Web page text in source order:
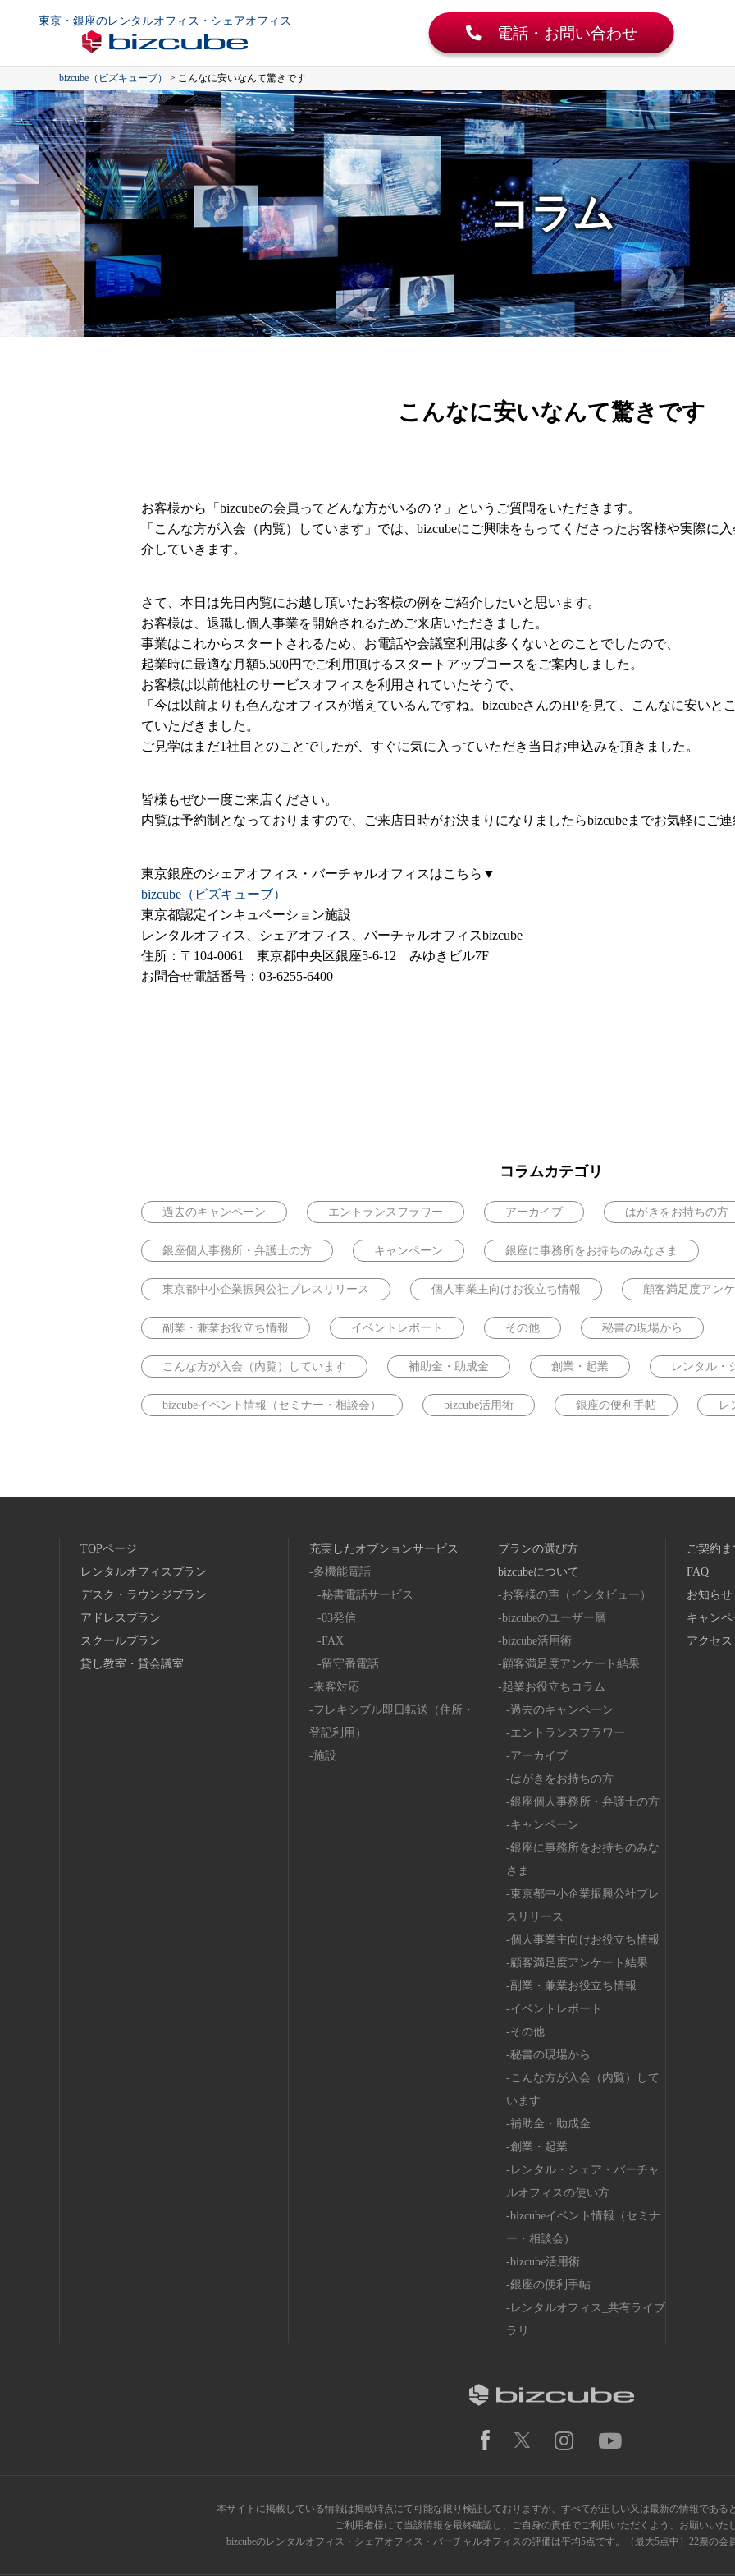
東京・銀座のレンタルオフィス・シェアオフィス
電話・お問い合わせ
bizcube（ビズキューブ） > こんなに安いなんて驚きです
コラム
こんなに安いなんて驚きです
お客様から「bizcubeの会員ってどんな方がいるの？」というご質問をいただきます。
「こんな方が入会（内覧）しています」では、bizcubeにご興味をもってくださったお客様や実際に
介していきます。
さて、本日は先日内覧にお越し頂いたお客様の例をご紹介したいと思います。
お客様は、退職し個人事業を開始されるためご来店いただきました。
事業はこれからスタートされるため、お電話や会議室利用は多くないとのことでしたので、
起業時に最適な月額5,500円でご利用頂けるスタートアップコースをご案内しました。
お客様は以前他社のサービスオフィスを利用されていたそうで、
「今は以前よりも色んなオフィスが増えているんですね。bizcubeさんのHPを見て、こんなに安いと
ていただきました。
ご見学はまだ1社目とのことでしたが、すぐに気に入っていただき当日お申込みを頂きました。
皆様もぜひ一度ご来店ください。
内覧は予約制となっておりますので、ご来店日時がお決まりになりましたらbizcubeまでお気軽にご連
東京銀座のシェアオフィス・バーチャルオフィスはこちら▼
bizcube（ビズキューブ）
東京都認定インキュベーション施設
レンタルオフィス、シェアオフィス、バーチャルオフィスbizcube
住所：〒104-0061 東京都中央区銀座5-6-12 みゆきビル7F
お問合せ電話番号：03-6255-6400
コラムカテゴリ
過去のキャンペーン エントランスフラワー アーカイブ はがきをお持ちの方
銀座個人事務所・弁護士の方 キャンペーン 銀座に事務所をお持ちのみなさま
東京都中小企業振興公社プレスリリース 個人事業主向けお役立ち情報 顧客満足度アン
副業・兼業お役立ち情報 イベントレポート その他 秘書の現場から
こんな方が入会（内覧）しています 補助金・助成金 創業・起業 レンタル・
bizcubeイベント情報（セミナー・相談会） bizcube活用術 銀座の便利手帖 レ
TOPページ
レンタルオフィスプラン
デスク・ラウンジプラン
アドレスプラン
スクールプラン
貸し教室・貸会議室
充実したオプションサービス
多機能電話
秘書電話サービス
03発信
FAX
留守番電話
来客対応
フレキシブル即日転送（住所・
登記利用）
施設
プランの選び方
bizcubeについて
お客様の声（インタビュー）
bizcubeのユーザー層
bizcube活用術
顧客満足度アンケート結果
起業お役立ちコラム
過去のキャンペーン
エントランスフラワー
アーカイブ
はがきをお持ちの方
銀座個人事務所・弁護士の方
キャンペーン
銀座に事務所をお持ちのみな
さま
東京都中小企業振興公社プレ
スリリース
個人事業主向けお役立ち情報
顧客満足度アンケート結果
副業・兼業お役立ち情報
イベントレポート
その他
秘書の現場から
こんな方が入会（内覧）して
います
補助金・助成金
創業・起業
レンタル・シェア・バーチャ
ルオフィスの使い方
bizcubeイベント情報（セミナ
ー・相談会）
bizcube活用術
銀座の便利手帖
レンタルオフィス_共有ライブ
ラリ
ご契約
FAQ
お知らせ
キャンペ
アクセス
本サイトに掲載している情報は掲載時点にて可能な限り検証しておりますが、すべてが正しい又は最新の情報である
ご利用者様にて当該情報を最終確認し、ご自身の責任でご利用いただくよう、お願いいた
bizcubeのレンタルオフィス・シェアオフィス・バーチャルオフィスの評価は平均5点です。（最大5点中）22票の会